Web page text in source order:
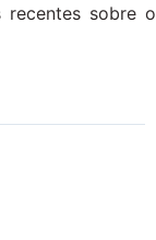
recentes sobre o